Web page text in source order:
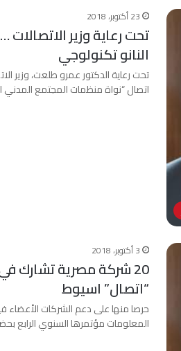
23 أكتوبر، 2018
تحت رعاية وزير
النانو تكنولوجي
تحت رعاية الدكتور عمرو طلعت، وزير
اتصال “نواة منظمات المجتمع المدني
3 أكتوبر، 2018
20 شركة مصرية تشارك
“اتصال” اسيوط
حرصا منها على دعم الشركات الأعضاء
المعلومات مؤتمرها السنوي الرابع